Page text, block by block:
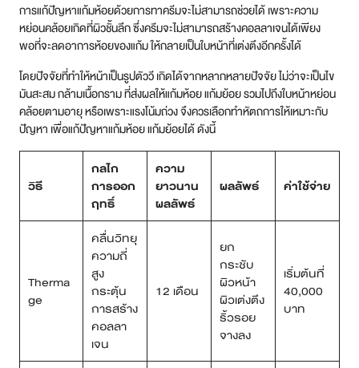
การแก้ปัญหาแก้มห้อยด้วยการทาครีมจะไม่สามารถช่วยได้ เพราะความ
หย่อนคล้อยเกิดที่ผิวชั้นลึก ซึ่งครีมจะไม่สามารถสร้างคอลลาเจนได้เพียง
พอที่จะลดอาการห้อยของแก้ม ให้กลายเป็นใบหน้าที่เต่งตึงอีกครั้งได้
โดยปัจจัยที่ทำให้หน้าเป็นรูปตัววี เกิดได้จากหลากหลายปัจจัย ไม่ว่าจะเป็นไข
มันสะสม กล้ามเนื้อกราม ที่ส่งผลให้แก้มห้อย แก้มย้อย รวมไปถึงใบหน้าหย่อน
คล้อยตามอายุ หรือเพราะแรงโน้มถ่วง จึงควรเลือกทำหัตถการให้เหมาะกับ
ปัญหา เพื่อแก้ปัญหาแก้มห้อย แก้มย้อยได้ ดังนี้
วิธี
กลไก
การออก
ฤทธิ์
ความ
ยาวนาน
ผลลัพธ์
ผลลัพธ์ ค่าใช้จ่าย
Therma
ge
คลื่นวิทยุ
ความถี่
สูง
กระตุ้น
การสร้าง
คอลลา
เจน
12 เดือน
ยก
กระชับ
ผิวหน้า
ผิวเต่งตึง
ริ้วรอย
จางลง
เริ่มต้นที่
40,000
บาท